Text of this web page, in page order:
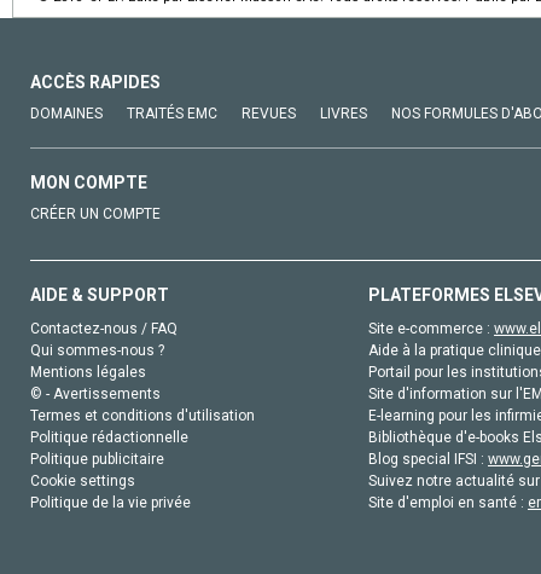
ACCÈS RAPIDES
DOMAINES TRAITÉS EMC REVUES LIVRES NOS FORMULES
MON COMPTE
CRÉER UN COMPTE
AIDE & SUPPORT
Contactez-nous / FAQ
Qui sommes-nous ?
Mentions légales
© - Avertissements
Termes et conditions d'utilisation
Politique rédactionnelle
Politique publicitaire
Cookie settings
Politique de la vie privée
PLATEFORMES
Site e-commerce :
Aide à la pratique
Portail pour les
Site d'information sur
E-learning pour les
Bibliothèque d'e-books
Blog special IFSI :
Suivez notre actualité
Site d'emploi en santé :